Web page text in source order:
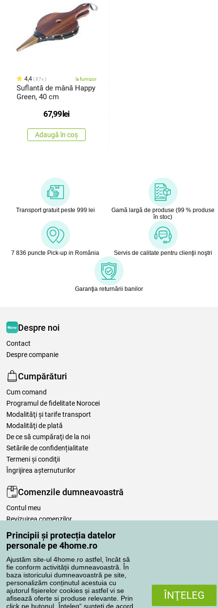
Principii și protecția datelor
personale pe 4home.ro
Ajustăm site-ul 4home.ro astfel, încât să
fie conform activității dumneavoastră. În
baza istoricului dumneavoastră pe site,
personalizăm conținutul acestuia cu
ajutorul fișierelor cookies și astfel vi se
afisează oferte si produse relevante. Prin
click pe butonul „Înteleg“ sunteți de acord
ÎNŢELEG
4,4 87x la furnizor
Suflantă de mână Happy
Green, 40 cm
67,99lei
Adaugă în coș
Transport gratuit peste 999 lei
Gamă largă de produse (99 % produse
în stoc)
7 836 puncte Pick-up in România Servis de calitate pentru clienţii noştri
Garanţia returnării banilor
Despre noi
Contact
Despre companie
Cumpărături
Cum comand
Programul de fidelitate Norocei
Modalităţi şi tarife transport
Modalităţi de plată
De ce să cumpăraţi de la noi
Setările de confidențialitate
Termeni şi condiţii
Îngrijirea așternuturilor
Comenzile dumneavoastră
Contul meu
Revizuirea comenzilor
Reclamaţii
Retragere de la contract
Regulile de procesare a recenziilor
Metode de transport